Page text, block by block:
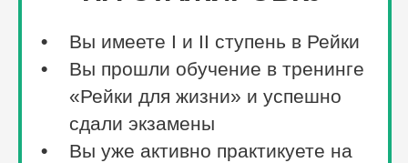
УСЛОВИЯ
ПРОХОЖДЕНИЯ
СТАЖИРОВКИ